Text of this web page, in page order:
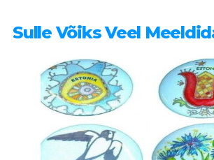
Sulle Võiks Veel